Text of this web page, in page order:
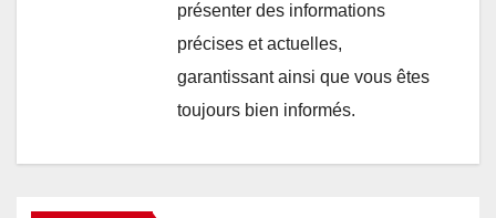
présenter des informations
précises et actuelles,
garantissant ainsi que vous êtes
toujours bien informés.